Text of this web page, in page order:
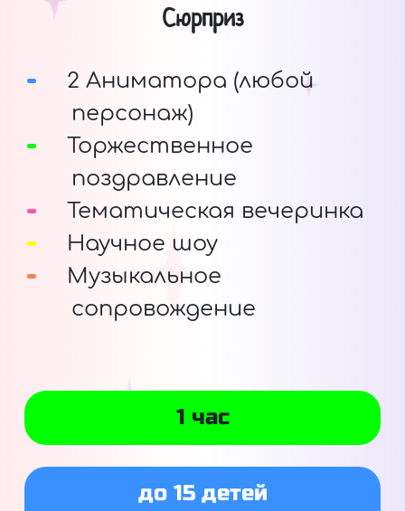
Сюрприз
2 Аниматора (любой
персонаж)
Торжественное
поздравление
Тематическая вечеринка
Научное шоу
Музыкальное
сопровождение
1 час
до 15 детей